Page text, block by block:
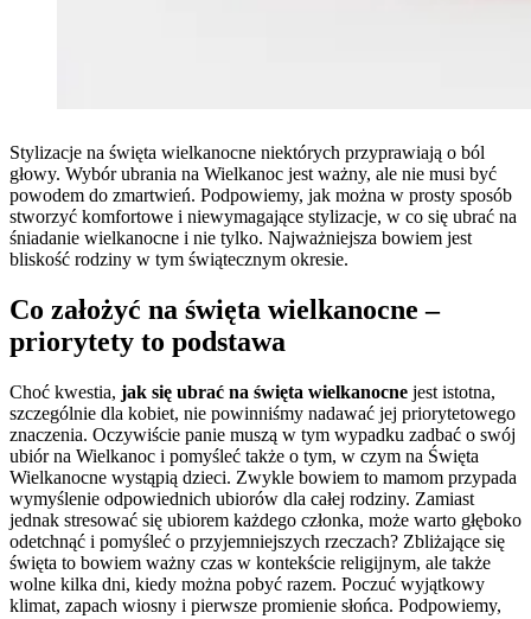
Stylizacje na święta wielkanocne niektórych przyprawiają o ból
głowy. Wybór ubrania na Wielkanoc jest ważny, ale nie musi być
powodem do zmartwień. Podpowiemy, jak można w prosty sposób
stworzyć komfortowe i niewymagające stylizacje, w co się ubrać na
śniadanie wielkanocne i nie tylko. Najważniejsza bowiem jest
bliskość rodziny w tym świątecznym okresie.
Co założyć na święta wielkanocne –
priorytety to podstawa
Choć kwestia, jak się ubrać na święta wielkanocne jest istotna,
szczególnie dla kobiet, nie powinniśmy nadawać jej priorytetowego
znaczenia. Oczywiście panie muszą w tym wypadku zadbać o swój
ubiór na Wielkanoc i pomyśleć także o tym, w czym na Święta
Wielkanocne wystąpią dzieci. Zwykle bowiem to mamom przypada
wymyślenie odpowiednich ubiorów dla całej rodziny. Zamiast
jednak stresować się ubiorem każdego członka, może warto głęboko
odetchnąć i pomyśleć o przyjemniejszych rzeczach? Zbliżające się
święta to bowiem ważny czas w kontekście religijnym, ale także
wolne kilka dni, kiedy można pobyć razem. Poczuć wyjątkowy
klimat, zapach wiosny i pierwsze promienie słońca. Podpowiemy,